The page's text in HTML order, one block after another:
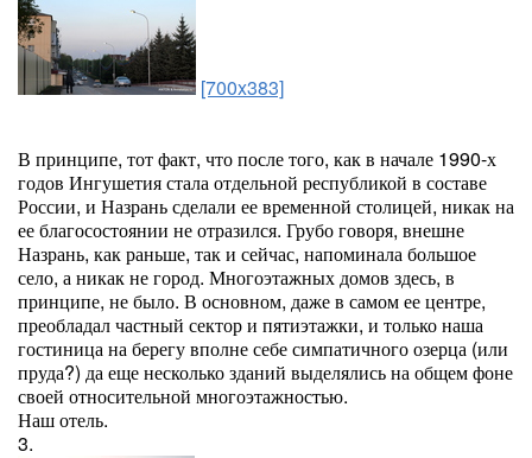
[700x383]
В принципе, тот факт, что после того, как в начале 1990-х
годов Ингушетия стала отдельной республикой в составе
России, и Назрань сделали ее временной столицей, никак на
ее благосостоянии не отразился. Грубо говоря, внешне
Назрань, как раньше, так и сейчас, напоминала большое
село, а никак не город. Многоэтажных домов здесь, в
принципе, не было. В основном, даже в самом ее центре,
преобладал частный сектор и пятиэтажки, и только наша
гостиница на берегу вполне себе симпатичного озерца (или
пруда?) да еще несколько зданий выделялись на общем фоне
своей относительной многоэтажностью.
Наш отель.
3.